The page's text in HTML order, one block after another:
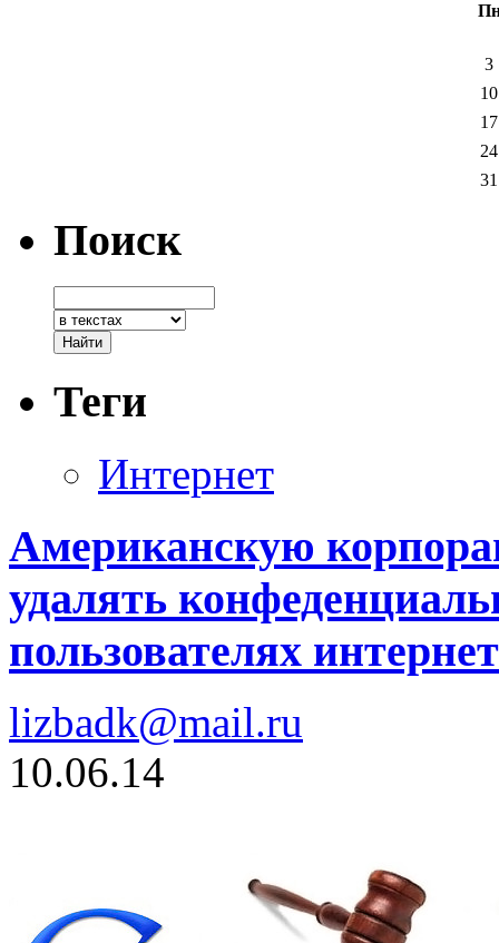
3
10
17
24
31
Поиск
Теги
Интернет
Американскую
удалять
пользователях
lizbadk@mail.ru
10.06.14